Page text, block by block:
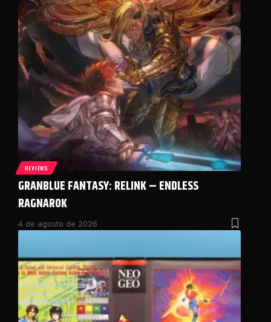
REVIEWS
GRANBLUE FANTASY: RELINK – ENDLESS
RAGNAROK
4 de agosto de 2026